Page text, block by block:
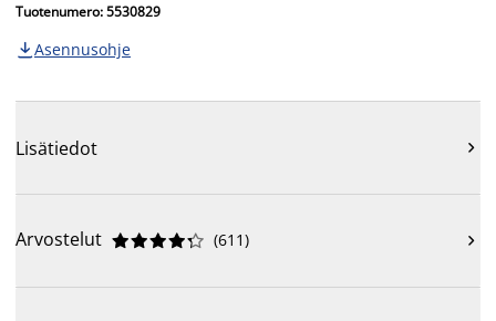
Tuotenumero: 5530829
 Asennusohje
Lisätiedot 
Arvostelut 




 (611) 